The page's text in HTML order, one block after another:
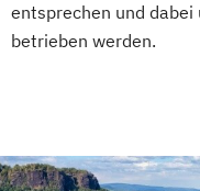
entsprechen und
betrieben werden.